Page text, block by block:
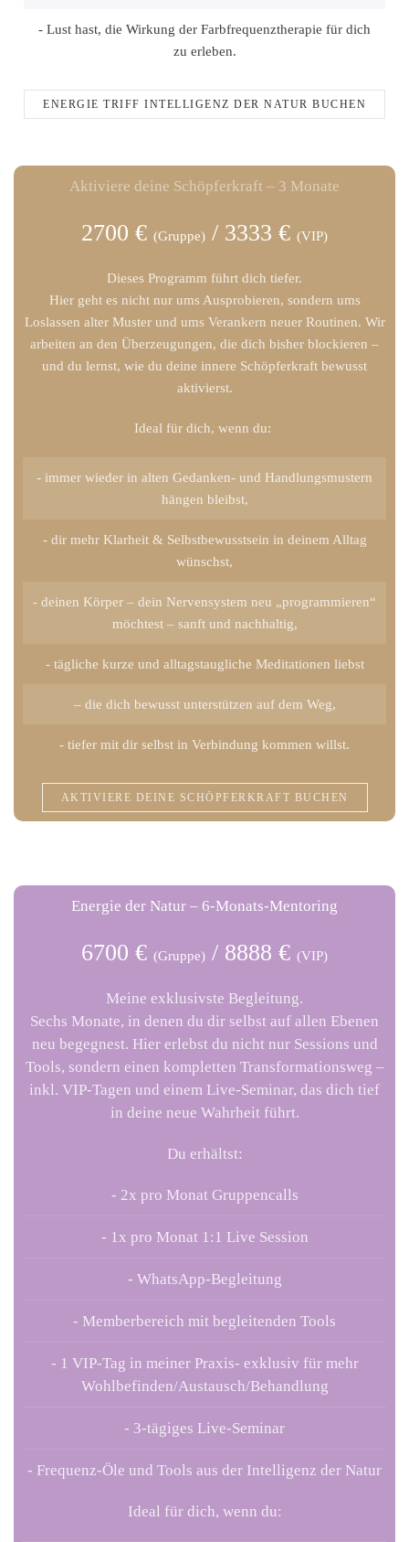
- Lust hast, die Wirkung der Farbfrequenztherapie für dich
zu erleben.
ENERGIE TRIFF INTELLIGENZ DER NATUR BUCHEN
Aktiviere deine Schöpferkraft – 3 Monate
2700 € (Gruppe) / 3333 € (VIP)
Dieses Programm führt dich tiefer.
Hier geht es nicht nur ums Ausprobieren, sondern ums
Loslassen alter Musterund ums Verankern neuer Routinen. Wir
arbeiten an den Überzeugungen, die dich bisher blockieren –
und du lernst, wie du deine innere Schöpferkraft bewusst
aktivierst.
Ideal für dich, wenn du:
- immer wieder in alten Gedanken- und Handlungsmustern
hängen bleibst,
- dir mehr Klarheit & Selbstbewusstsein in deinem Alltag
wünschst,
- deinen Körper – dein Nervensystem neu „programmieren“
möchtest – sanft und nachhaltig,
- tägliche kurze und alltagstaugliche Meditationen liebst
– die dich bewusst unterstützen auf dem Weg,
- tiefer mit dir selbst in Verbindung kommen willst.
AKTIVIERE DEINE SCHÖPFERKRAFT BUCHEN
Energie der Natur – 6-Monats-Mentoring
6700 € (Gruppe) / 8888 € (VIP)
Meine exklusivste Begleitung.
Sechs Monate, in denen du dir selbst auf allen Ebenen
neu begegnest. Hier erlebst du nicht nur Sessions und
Tools, sondern einen kompletten Transformationsweg –
inkl. VIP-Tagen und einem Live-Seminar, das dich tief
in deine neue Wahrheit führt.
Du erhältst:
- 2x pro Monat Gruppencalls
- 1x pro Monat 1:1 Live Session
- WhatsApp-Begleitung
- Memberbereich mit begleitenden Tools
- 1 VIP-Tag in meiner Praxis- exklusiv für mehr
Wohlbefinden/Austausch/Behandlung
- 3-tägiges Live-Seminar
- Frequenz-Öle und Tools aus der Intelligenz der Natur
Ideal für dich, wenn du: